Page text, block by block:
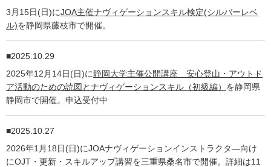
3月15日(日)にJOA主催ナヴィゲーションスキル検定(シルバーレベ
ル)を静岡県藤枝市で開催。
2025.10.29
2025年12月14日(日)に静岡大学主催公開講座 安心登山・アウトド
ア活動のための読図とナヴィゲーションスキル（初級編） を静岡県
静岡市で開催。申込受付中
2025.10.27
2026年1月18日(日)にJOAナヴィゲーションインストラクタ―向け
にOJT・更新・スキルアップ講習を三重県桑名市で開催。詳細は11